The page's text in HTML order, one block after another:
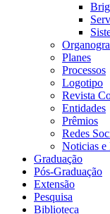
Planes
Processos
Logotipo
Revista
Entidades
Prêmios
Redes
Noticias e
Graduação
Pós-Graduação
Extensão
Pesquisa
Biblioteca